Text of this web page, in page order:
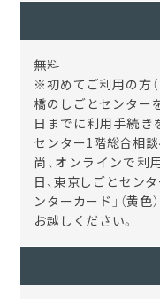
無料
※初めてご利用の方
橋のしごとセンター
日までに利用手続き
センター1階総合相談
尚、オンラインで利
日、東京しごとセン
ンターカード」（黄
お越しください。